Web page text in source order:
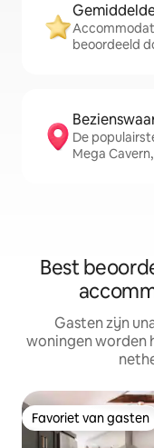
beoordeeld
De
Mega
Best
Gasten zijn
woningen worden
Favoriet van gasten
Favoriet van gasten